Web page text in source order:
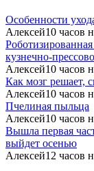
Особенности
Алексей10 часов
кузнечно-
Алексей10 часов
Как мозг решает,
Алексей10 часов
Пчелиная пыльца
Алексей10 часов
Вышла первая
выйдет осенью
Алексей12 часов